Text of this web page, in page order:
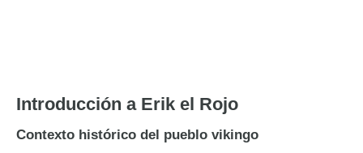
Introducción a Erik el Rojo
Contexto histórico del pueblo vikingo